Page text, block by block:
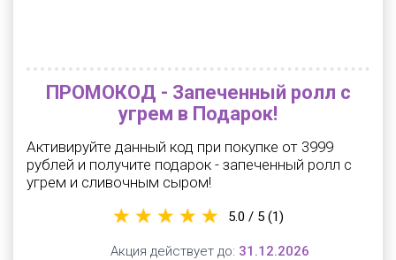
ПРОМОКОД - Запеченный ролл с
угрем в Подарок!
Активируйте данный код при покупке от 3999
рублей и получите подарок - запеченный ролл с
угрем и сливочным сыром!
5.0 / 5 (1)
Акция действует до: 31.12.2026